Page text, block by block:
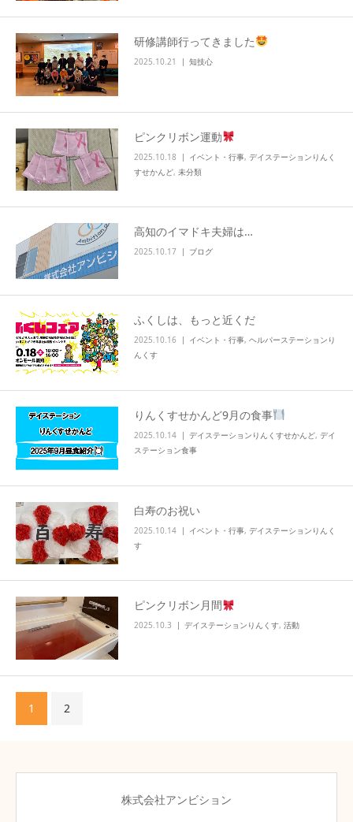
研修講師行ってきました
2025.10.21 知技心
ピンクリボン運動
2025.10.18 イベント・行事, デイステーションりんく
すせかんど, 未分類
高知のイマドキ夫婦は…
2025.10.17 ブログ
ふくしは、もっと近くだ
2025.10.16 イベント・行事, ヘルパーステーションり
んくす
りんくすせかんど9月の食事
2025.10.14 デイステーションりんくすせかんど, デイ
ステーション食事
白寿のお祝い
2025.10.14 イベント・行事, デイステーションりんく
す
ピンクリボン月間
2025.10.3 デイステーションりんくす, 活動
1 2
株式会社アンビション